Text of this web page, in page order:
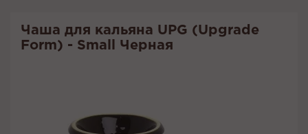
Чаша для кальяна UPG (Upgrade
Form) - Small Черная